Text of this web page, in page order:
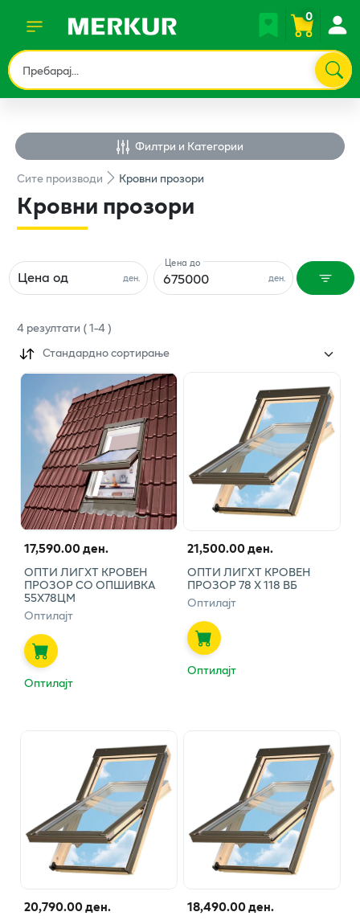
0
Филтри и Категории
Ситепроизводи Кровни прозори
Кровни прозори
ден.
Цена од ден.
Цена до
4резултати (1-4)
Стандардно сортирање
17,590.00 ден.
ОПТИ ЛИГХТ КРОВЕН
ПРОЗОР СО ОПШИВКА
55Х78ЦМ
Оптилајт
Оптилајт
21,500.00 ден.
ОПТИ ЛИГХТ КРОВЕН
ПРОЗОР 78 Х 118 ВБ
Оптилајт
Оптилајт
20,790.00 ден. 18,490.00 ден.